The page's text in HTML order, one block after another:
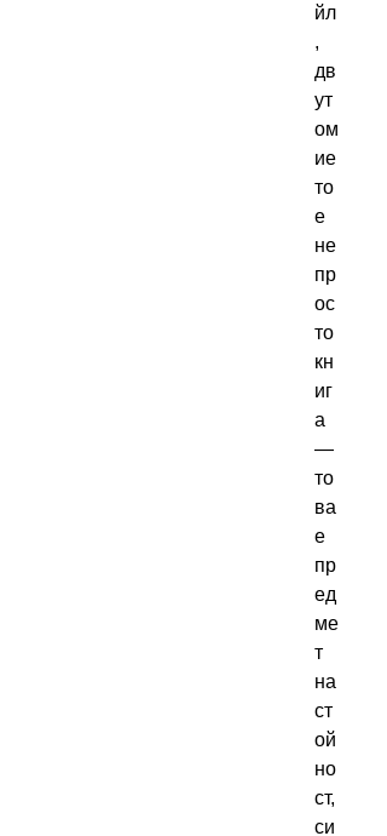
йл
,
дв
ут
ом
ие
то
е
не
пр
ос
то
кн
иг
а
—
то
ва
е
пр
ед
ме
т
на
ст
ой
но
ст,
си